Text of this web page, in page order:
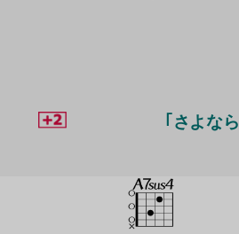
｢さよな